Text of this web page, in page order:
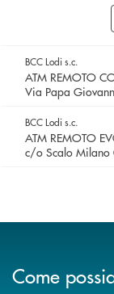
BCC Lodi s.c.
ATM REMOTO
Via Papa
BCC Lodi s.c.
ATM REMOTO
c/o Scalo Milano
Come